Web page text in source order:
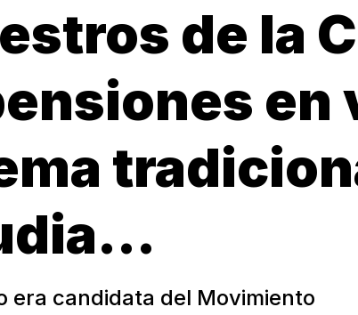
de la
en
era candidata del Movimiento